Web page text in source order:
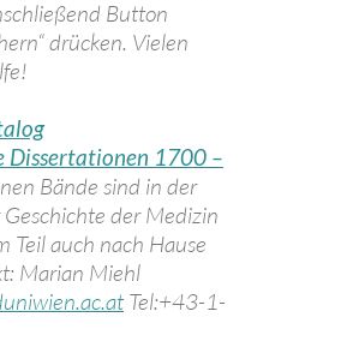
Button
drücken. Vielen
Dissertationen 1700 –
Bände sind in der
der Medizin
Teil auch nach Hause
Marian Miehl
Tel:+43-1-